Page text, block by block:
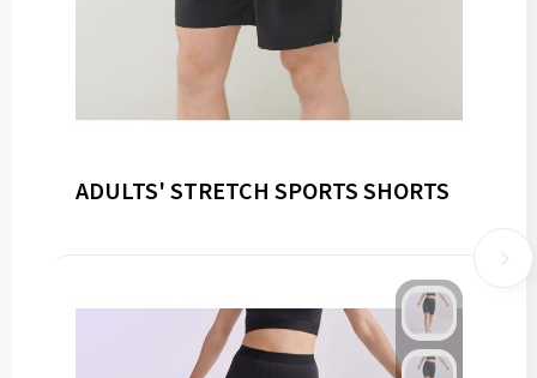
ADULTS' STRETCH SPORTS SHORTS